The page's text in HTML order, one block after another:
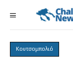
Κουτσομπολιό